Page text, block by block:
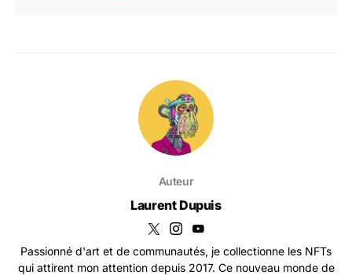
Auteur
Laurent Dupuis
Passionné d'art et de communautés, je collectionne les NFTs
qui attirent mon attention depuis 2017. Ce nouveau monde de